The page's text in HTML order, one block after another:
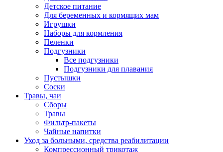
Детское питание
Для беременных и кормящих мам
Игрушки
Наборы для кормления
Пеленки
Подгузники
Все подгузники
Подгузники для плавания
Пустышки
Соски
Травы, чаи
Сборы
Травы
Фильтр-пакеты
Чайные напитки
Уход за больными, средства реабилитации
Компрессионный трикотаж